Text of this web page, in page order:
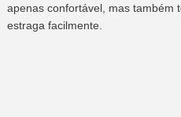
apenas confortável, mas também
estraga facilmente.